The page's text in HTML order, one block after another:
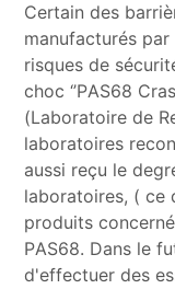
Certain des
manufacturés
risques de
choc ‘’PAS68
(Laboratoire de
laboratoires
aussi reçu le
laboratoires, ( ce
produits
PAS68. Dans le
d'effectuer des